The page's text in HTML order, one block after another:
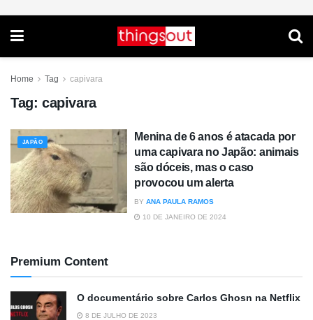
Home Tag capivara
Tag: capivara
JAPÃO
Menina de 6 anos é atacada por
uma capivara no Japão: animais
são dóceis, mas o caso
provocou um alerta
BY ANA PAULA RAMOS
10 DE JANEIRO DE 2024
Premium Content
O documentário sobre Carlos Ghosn na Netflix
8 DE JULHO DE 2023